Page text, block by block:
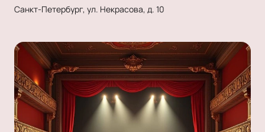
Санкт-Петербург, ул. Некрасова, д. 10